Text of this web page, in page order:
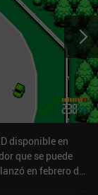
disponible en
que se puede
en febrero de